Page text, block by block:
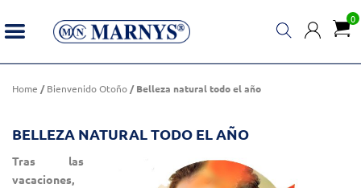
0
Belleza natural todo el año
Home /Bienvenido Otoño / Belleza natural todo el año
BELLEZA NATURAL TODO EL AÑO
Tras las
vacaciones,